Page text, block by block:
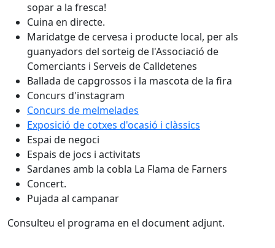
sopar a la fresca!
Cuina en directe.
Maridatge de cervesa i producte local, per als
guanyadors del sorteig de l'Associació de
Comerciants i Serveis de Calldetenes
Ballada de capgrossos i la mascota de la fira
Concurs d'instagram
Concurs de melmelades
Exposició de cotxes d'ocasió i clàssics
Espai de negoci
Espais de jocs i activitats
Sardanes amb la cobla La Flama de Farners
Concert.
Pujada al campanar
Consulteu el programa en el document adjunt.